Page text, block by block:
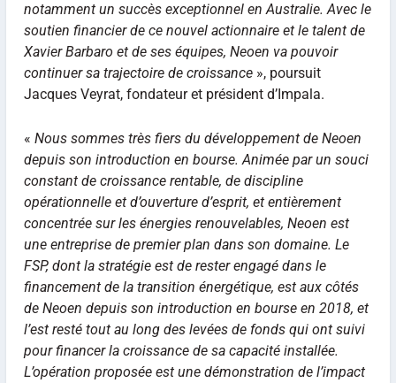
notamment un succès exceptionnel en Australie. Avec le
soutien financier de ce nouvel actionnaire et le talent de
Xavier Barbaro et de ses équipes, Neoen va pouvoir
continuer sa trajectoire de croissance», poursuit
Jacques Veyrat, fondateur et président d’Impala.
« Nous sommes très fiers du développement de Neoen
depuis son introduction en bourse. Animée par un souci
constant de croissance rentable, de discipline
opérationnelle et d’ouverture d’esprit, et entièrement
concentrée sur les énergies renouvelables, Neoen est
une entreprise de premier plan dans son domaine. Le
FSP, dont la stratégie est de rester engagé dans le
financement de la transition énergétique, est aux côtés
de Neoen depuis son introduction en bourse en 2018, et
l’est resté tout au long des levées de fonds qui ont suivi
pour financer la croissance de sa capacité installée.
L’opération proposée est une démonstration de l’impact